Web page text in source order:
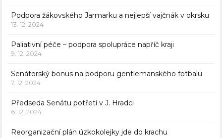
Podpora žákovského Jarmarku a nejlepší vajčnák v okrsku
13. 12. 2024
Paliativní péče – podpora spolupráce napříč kraji
9. 12. 2024
Senátorský bonus na podporu gentlemanského fotbalu
7. 12. 2024
Předseda Senátu potřetí v J. Hradci
6. 12. 2024
Reorganizační plán úzkokolejky jde do krachu